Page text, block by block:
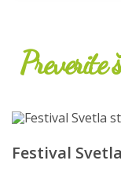
Preverite
Festival